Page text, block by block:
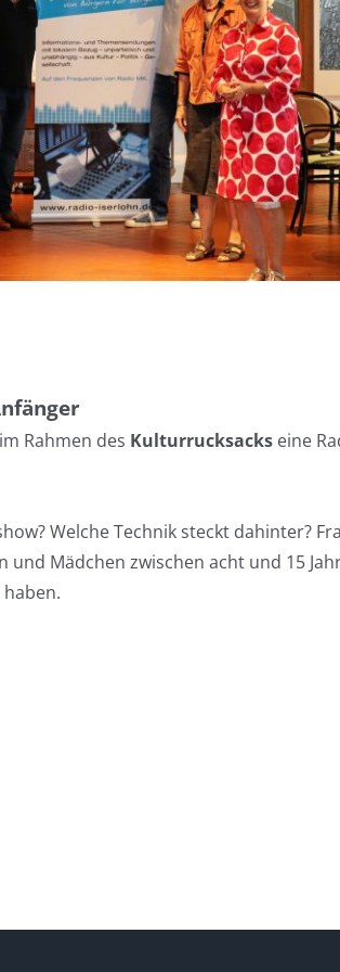
Rahmen des Kulturrucksackseine
Welche Technik steckt dahinter?
und Mädchen zwischen acht und 15